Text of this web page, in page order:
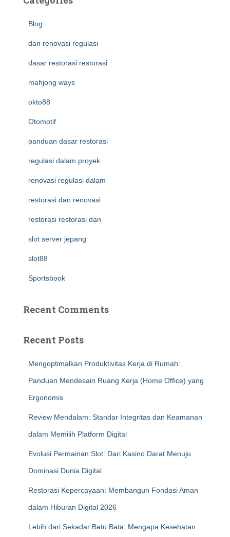
Blog
dan renovasi regulasi
dasar restorasi restorasi
mahjong ways
okto88
Otomotif
panduan dasar restorasi
regulasi dalam proyek
renovasi regulasi dalam
restorasi dan renovasi
restorasi restorasi dan
slot server jepang
slot88
Sportsbook
Recent Comments
Recent Posts
Mengoptimalkan Produktivitas Kerja di Rumah:
Panduan Mendesain Ruang Kerja (Home Office) yang
Ergonomis
Review Mendalam: Standar Integritas dan Keamanan
dalam Memilih Platform Digital
Evolusi Permainan Slot: Dari Kasino Darat Menuju
Dominasi Dunia Digital
Restorasi Kepercayaan: Membangun Fondasi Aman
dalam Hiburan Digital 2026
Lebih dari Sekadar Batu Bata: Mengapa Kesehatan